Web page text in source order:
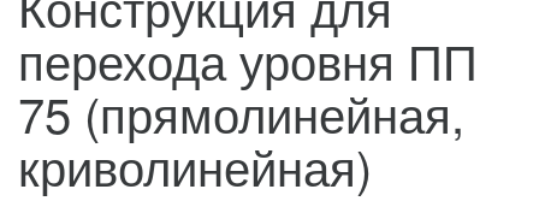
перехода уровня ПП
75 (прямолинейная,
криволинейная)